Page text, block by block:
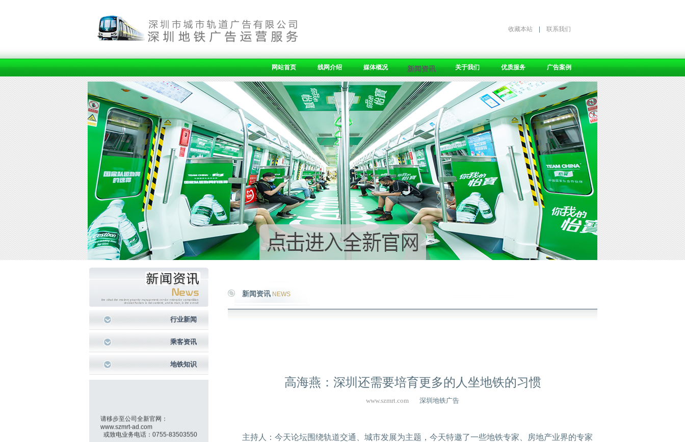
收藏本站 联系我们
网站首页 线网介绍 媒体概况 新闻资讯 关于我们 优质服务 广告案例
新闻资讯 NEWS
行业新闻
乘客资讯
地铁知识
www.szmrt-ad.com
或致电业务电话：0755-83503550
高海燕：深圳还需要培育更多的人坐地铁的习惯
www.szmrt.com 深圳地铁广告
主持人：今天论坛围绕轨道交通、城市发展为主题，今天特邀了一些地铁专家、房地产业界的专家